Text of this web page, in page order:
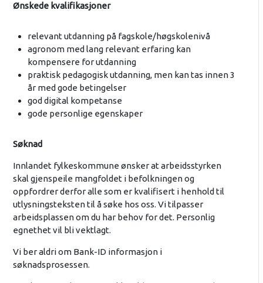
Ønskede kvalifikasjoner
relevant utdanning på fagskole/høgskolenivå
agronom med lang relevant erfaring kan
kompensere for utdanning
praktisk pedagogisk utdanning, men kan tas innen 3
år med gode betingelser
god digital kompetanse
gode personlige egenskaper
Søknad
Innlandet fylkeskommune ønsker at arbeidsstyrken
skal gjenspeile mangfoldet i befolkningen og
oppfordrer derfor alle som er kvalifisert i henhold til
utlysningsteksten til å søke hos oss. Vi tilpasser
arbeidsplassen om du har behov for det. Personlig
egnethet vil bli vektlagt.
Vi ber aldri om Bank-ID informasjon i
søknadsprosessen.